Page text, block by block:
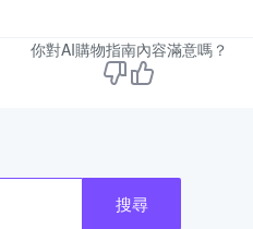
你對AI購物指南內容滿意嗎？
搜尋